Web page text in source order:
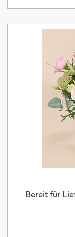
Bereit für